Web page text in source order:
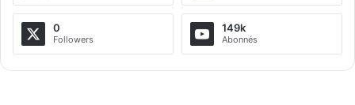
0
Followers
149k
Abonnés